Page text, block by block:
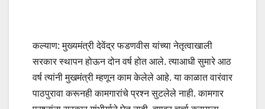
कल्याण: मुख्यमंत्री देवेंद्र फडणवीस यांच्या नेतृत्वाखाली
सरकार स्थापन होऊन दोन वर्ष होत आले. त्याआधी सुमारे आठ
वर्ष त्यांनी मुखमंत्री म्हणून काम केलेले आहे. या काळात वारंवार
पाठपुरावा करूनही कामगारांचे प्रश्न सुटलेले नाही. कामगार